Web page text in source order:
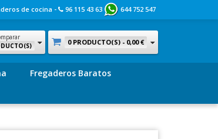
de cocina - 96 115 43 63 644 752 547
0 PRODUCTO(S) - 0,00 €
Fregaderos Baratos